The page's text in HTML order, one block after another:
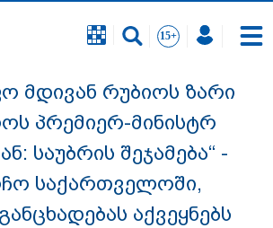
მდივან რუბიოს ზარი
პრემიერ-მინისტრ
საუბრის შეჯამება“ -
საქართველოში,
აქვეყნებს